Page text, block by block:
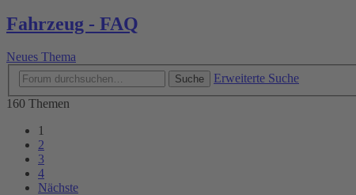
Fahrzeug - FAQ
Neues Thema
Suche
Erweiterte Suche
160 Themen
1
2
3
4
Nächste